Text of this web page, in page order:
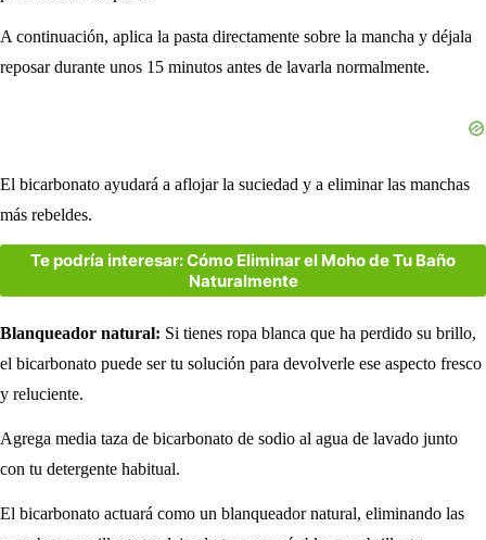
A continuación, aplica la pasta directamente sobre la mancha y déjala
reposar durante unos 15 minutos antes de lavarla normalmente.
El bicarbonato ayudará a aflojar la suciedad y a eliminar las manchas
más rebeldes.
Te podría interesar: Cómo Eliminar el Moho de Tu Baño
Naturalmente
Blanqueador natural: Si tienes ropa blanca que ha perdido su brillo,
el bicarbonato puede ser tu solución para devolverle ese aspecto fresco
y reluciente.
Agrega media taza de bicarbonato de sodio al agua de lavado junto
con tu detergente habitual.
El bicarbonato actuará como un blanqueador natural, eliminando las